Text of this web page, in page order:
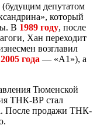
(будущим депутатом
который
В 1989 году, после
Хан переходит
возглавил
2005 года — «А1»), а
Тюменской
ТНК-ВР стал
После продажи ТНК-